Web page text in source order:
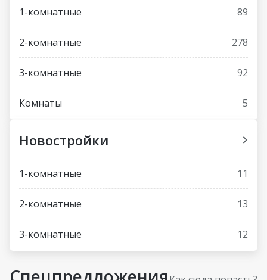
1-комнатные 89
2-комнатные 278
3-комнатные 92
Комнаты 5
Новостройки
1-комнатные 11
2-комнатные 13
3-комнатные 12